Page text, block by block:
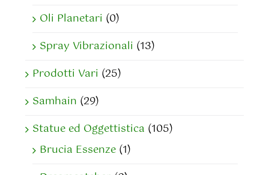
Oli Planetari (0)
Spray Vibrazionali (13)
Prodotti Vari (25)
Samhain (29)
Statue ed Oggettistica (105)
Brucia Essenze (1)